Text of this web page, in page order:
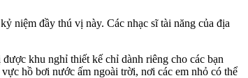
niệm đầy thú vị này. Các nhạc sĩ tài năng của địa
khu nghỉ thiết kế chỉ dành riêng cho các bạn
hồ bơi nước ấm ngoài trời, nơi các em nhỏ có thể